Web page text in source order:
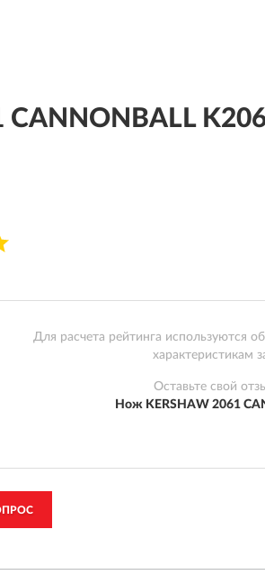
Для расчета рейтинга используются
характеристикам
Оставьте свой
Нож KERSHAW 2061